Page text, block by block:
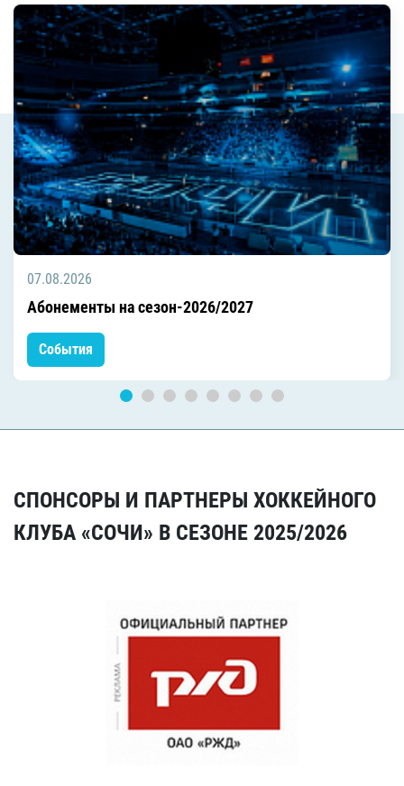
07.08.2026
Абонементы на сезон-2026/2027
События
СПОНСОРЫ И ПАРТНЕРЫ ХОККЕЙНОГО
КЛУБА «СОЧИ» В СЕЗОНЕ 2025/2026